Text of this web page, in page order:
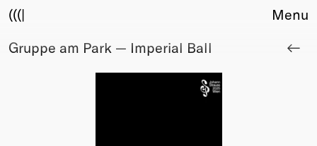
(((|
About
Menu
Gruppe am Park — Imperial Ball